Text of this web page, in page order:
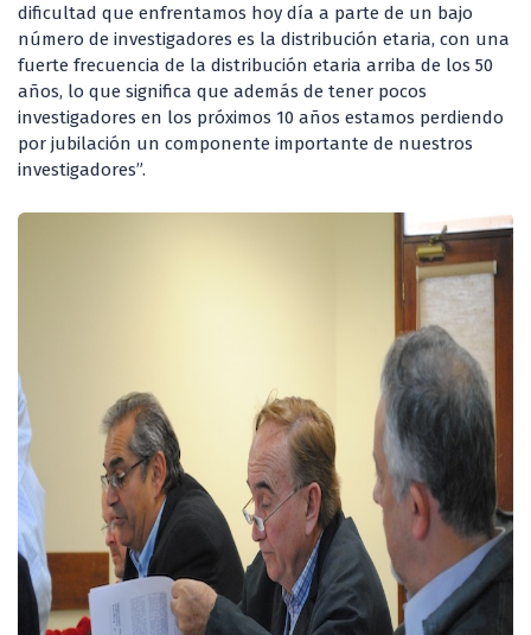
dificultad que enfrentamos hoy día a parte de un bajo
número de investigadores es la distribución etaria, con una
fuerte frecuencia de la distribución etaria arriba de los 50
años, lo que significa que además de tener pocos
investigadores en los próximos 10 años estamos perdiendo
por jubilación un componente importante de nuestros
investigadores”.